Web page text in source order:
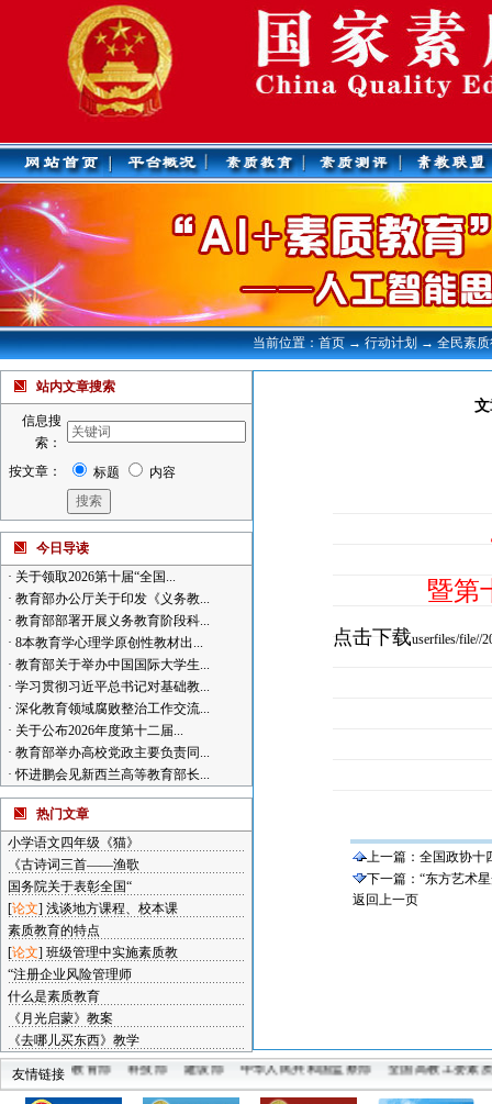
当前位置：首页 → 行动计划 → 全民素质
站内文章搜索
信息搜
索：
按文章：
标题 内容
今日导读
· 关于领取2026第十届“全国...
· 教育部办公厅关于印发《义务教...
· 教育部部署开展义务教育阶段科...
· 8本教育学心理学原创性教材出...
· 教育部关于举办中国国际大学生...
· 学习贯彻习近平总书记对基础教...
· 深化教育领域腐败整治工作交流...
· 关于公布2026年度第十二届...
· 教育部举办高校党政主要负责同...
· 怀进鹏会见新西兰高等教育部长...
热门文章
小学语文四年级《猫》
《古诗词三首——渔歌
国务院关于表彰全国“
[论文] 浅谈地方课程、校本课
素质教育的特点
[论文] 班级管理中实施素质教
“注册企业风险管理师
什么是素质教育
《月光启蒙》教案
《去哪儿买东西》教学
暨第
点击下载userfiles/file//
上一篇： 全国政协十
下一篇： “东方艺术
返回上一页
友情链接
教育部 科技部 建设部 中华人民共和国监察部
全国高教工委素
中国教育